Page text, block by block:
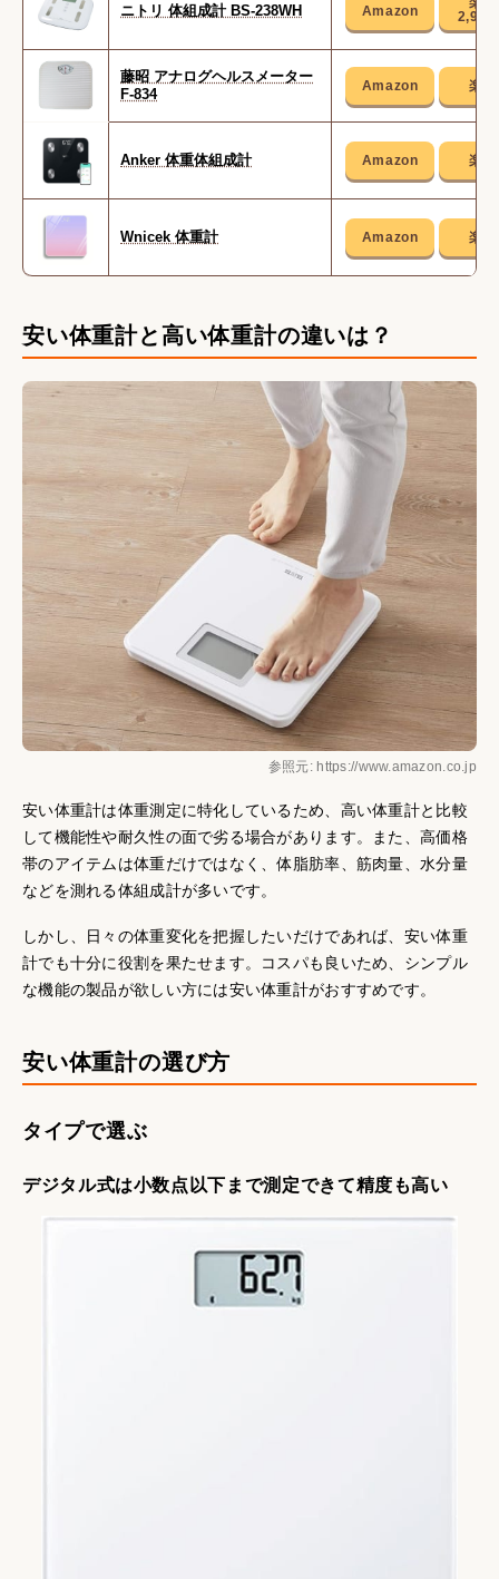
ニトリ 体組成計 BS-238WH 2,990
藤昭 アナログヘルスメーター
F-834
Anker 体重体組成計
Wnicek 体重計
安い体重計と高い体重計の違いは？
参照元: https://www.amazon.co.jp
安い体重計は体重測定に特化しているため、高い体重計と比較
して機能性や耐久性の面で劣る場合があります。また、高価格
帯のアイテムは体重だけではなく、体脂肪率、筋肉量、水分量
などを測れる体組成計が多いです。
しかし、日々の体重変化を把握したいだけであれば、安い体重
計でも十分に役割を果たせます。コスパも良いため、シンプル
な機能の製品が欲しい方には安い体重計がおすすめです。
安い体重計の選び方
タイプで選ぶ
デジタル式は小数点以下まで測定できて精度も高い